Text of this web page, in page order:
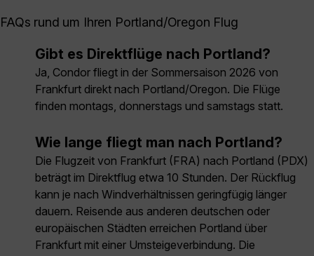
FAQs rund um Ihren Portland/Oregon Flug
Gibt es Direktflüge nach Portland?
Ja, Condor fliegt in der Sommersaison 2026 von
Frankfurt direkt nach Portland/Oregon. Die Flüge
finden montags, donnerstags und samstags statt.
Wie lange fliegt man nach Portland?
Die Flugzeit von Frankfurt (FRA) nach Portland (PDX)
beträgt im Direktflug etwa 10 Stunden. Der Rückflug
kann je nach Windverhältnissen geringfügig länger
dauern. Reisende aus anderen deutschen oder
europäischen Städten erreichen Portland über
Frankfurt mit einer Umsteigeverbindung. Die